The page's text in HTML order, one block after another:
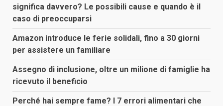
significa davvero? Le possibili cause e quando è il
caso di preoccuparsi
Amazon introduce le ferie solidali, fino a 30 giorni
per assistere un familiare
Assegno di inclusione, oltre un milione di famiglie ha
ricevuto il beneficio
Perché hai sempre fame? I 7 errori alimentari che